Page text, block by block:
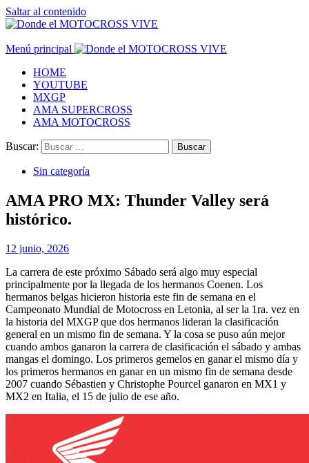
Saltar al contenido
Menú principal
HOME
YOUTUBE
MXGP
AMA SUPERCROSS
AMA MOTOCROSS
Buscar:
Sin categoría
AMA PRO MX: Thunder Valley será
histórico.
12 junio, 2026
La carrera de este próximo Sábado será algo muy especial
principalmente por la llegada de los hermanos Coenen. Los
hermanos belgas hicieron historia este fin de semana en el
Campeonato Mundial de Motocross en Letonia, al ser la 1ra. vez en
la historia del MXGP que dos hermanos lideran la clasificación
general en un mismo fin de semana. Y la cosa se puso aún mejor
cuando ambos ganaron la carrera de clasificación el sábado y ambas
mangas el domingo. Los primeros gemelos en ganar el mismo día y
los primeros hermanos en ganar en un mismo fin de semana desde
2007 cuando Sébastien y Christophe Pourcel ganaron en MX1 y
MX2 en Italia, el 15 de julio de ese año.